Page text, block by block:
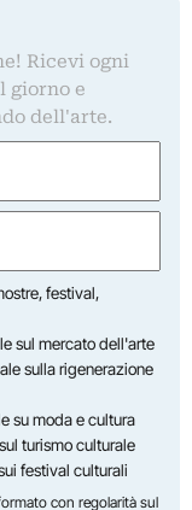
Ricevi ogni
giorno e
dell'arte.
festival,
sul mercato dell'arte
sulla rigenerazione
su moda e cultura
turismo culturale
festival culturali
con regolarità sul